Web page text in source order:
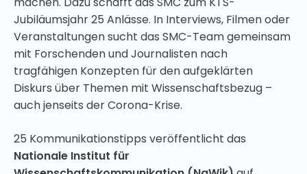
Jubiläumsjahr 25 Anlässe. In Interviews, Filmen oder
Veranstaltungen sucht das SMC-Team gemeinsam
mit Forschenden und Journalisten nach
tragfähigen Konzepten für den aufgeklärten
Diskurs über Themen mit Wissenschaftsbezug –
auch jenseits der Corona-Krise.
25 Kommunikationstipps veröffentlicht das
Nationale Institut für